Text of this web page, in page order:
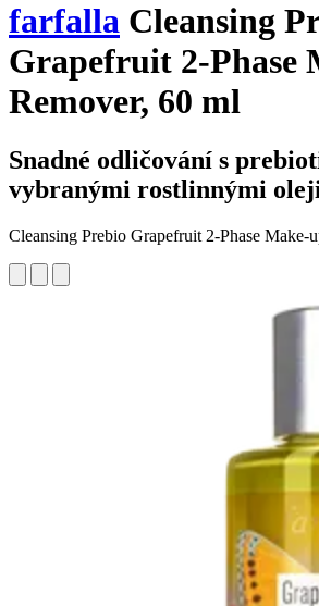
farfalla Cleansing
Grapefruit 2-Phase
Remover, 60 ml
Snadné odličování s
vybranými rostlinnými
Cleansing Prebio Grapefruit 2-Phase Make-